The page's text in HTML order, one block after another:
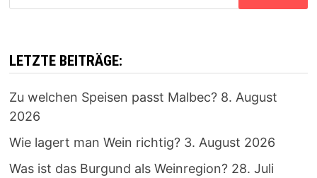
nach:
LETZTE BEITRÄGE:
Zu welchen Speisen passt Malbec? 8. August
2026
Wie lagert man Wein richtig? 3. August 2026
Was ist das Burgund als Weinregion? 28. Juli